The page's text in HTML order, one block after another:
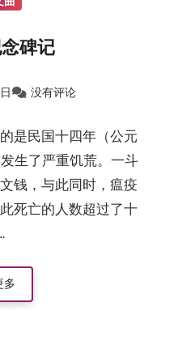
碑记
没有评论
是民国十四年（公元
生了严重饥荒。一斗
钱，与此同时，瘟疫
死亡的人数超过了十
多